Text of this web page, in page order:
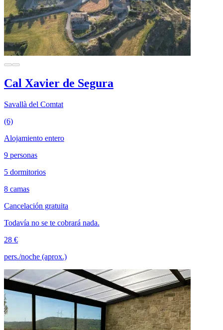
Cal Xavier de Segura
Savallà del Comtat
(6)
Alojamiento entero
9 personas
5 dormitorios
8 camas
Cancelación gratuita
Todavía no se te cobrará nada.
28 €
pers./noche (aprox.)